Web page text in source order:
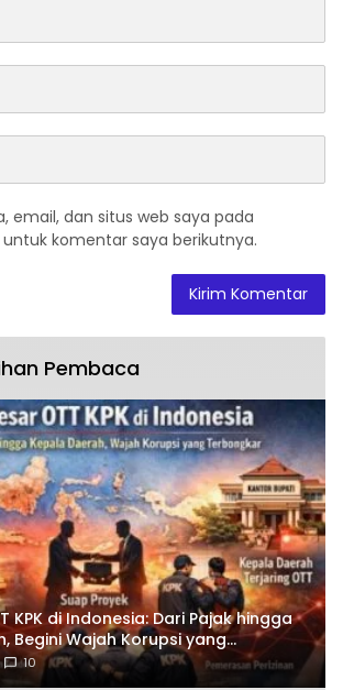
email, dan situs web saya pada
komentar saya berikutnya.
Pembaca
KPK di Indonesia: Dari Pajak hingga
Begini Wajah Korupsi yang
10